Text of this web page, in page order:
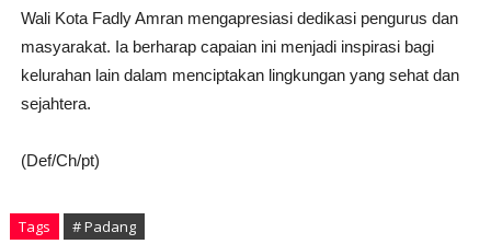
Wali Kota Fadly Amran mengapresiasi dedikasi pengurus dan
masyarakat. Ia berharap capaian ini menjadi inspirasi bagi
kelurahan lain dalam menciptakan lingkungan yang sehat dan
sejahtera.
(Def/Ch/pt)
Tags # Padang